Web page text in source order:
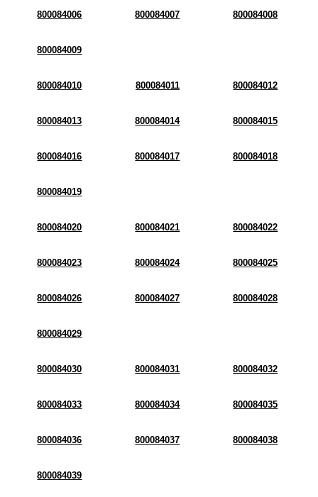
800084006 800084007 800084008
800084009
800084010 800084011 800084012
800084013 800084014 800084015
800084016 800084017 800084018
800084019
800084020 800084021 800084022
800084023 800084024 800084025
800084026 800084027 800084028
800084029
800084030 800084031 800084032
800084033 800084034 800084035
800084036 800084037 800084038
800084039